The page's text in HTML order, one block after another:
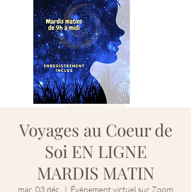
Voyages au Coeur de
Soi EN LIGNE
MARDIS MATIN
mar. 03 déc.
  |
Événement virtuel sur Zoom